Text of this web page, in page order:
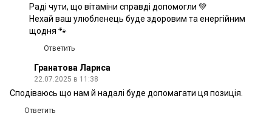
Раді чути, що вітаміни справді допомогли 💚
Нехай ваш улюбленець буде здоровим та енергійним
щодня 🐾
Ответить
Гранатова Лариса
22.07.2025 в 11:38
Сподіваюсь що нам й надалі буде допомагати ця позиція.
Ответить